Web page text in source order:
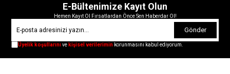
E-Bültenimize Kayıt Olun
Hemen Kayıt Ol Fırsatlardan Önce Sen Haberdar Ol!
Gönder
Üyelik koşullarınıve kişisel verilerimin korunmasını kabul ediyorum.